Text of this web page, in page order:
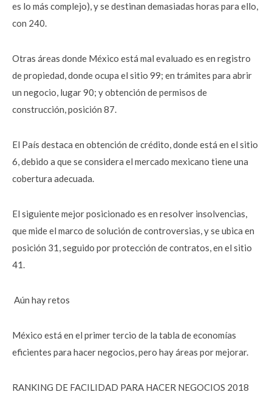
es lo más complejo), y se destinan demasiadas horas para ello,
con 240.
Otras áreas donde México está mal evaluado es en registro
de propiedad, donde ocupa el sitio 99; en trámites para abrir
un negocio, lugar 90; y obtención de permisos de
construcción, posición 87.
El País destaca en obtención de crédito, donde está en el sitio
6, debido a que se considera el mercado mexicano tiene una
cobertura adecuada.
El siguiente mejor posicionado es en resolver insolvencias,
que mide el marco de solución de controversias, y se ubica en
posición 31, seguido por protección de contratos, en el sitio
41.
Aún hay retos
México está en el primer tercio de la tabla de economías
eficientes para hacer negocios, pero hay áreas por mejorar.
RANKING DE FACILIDAD PARA HACER NEGOCIOS 2018